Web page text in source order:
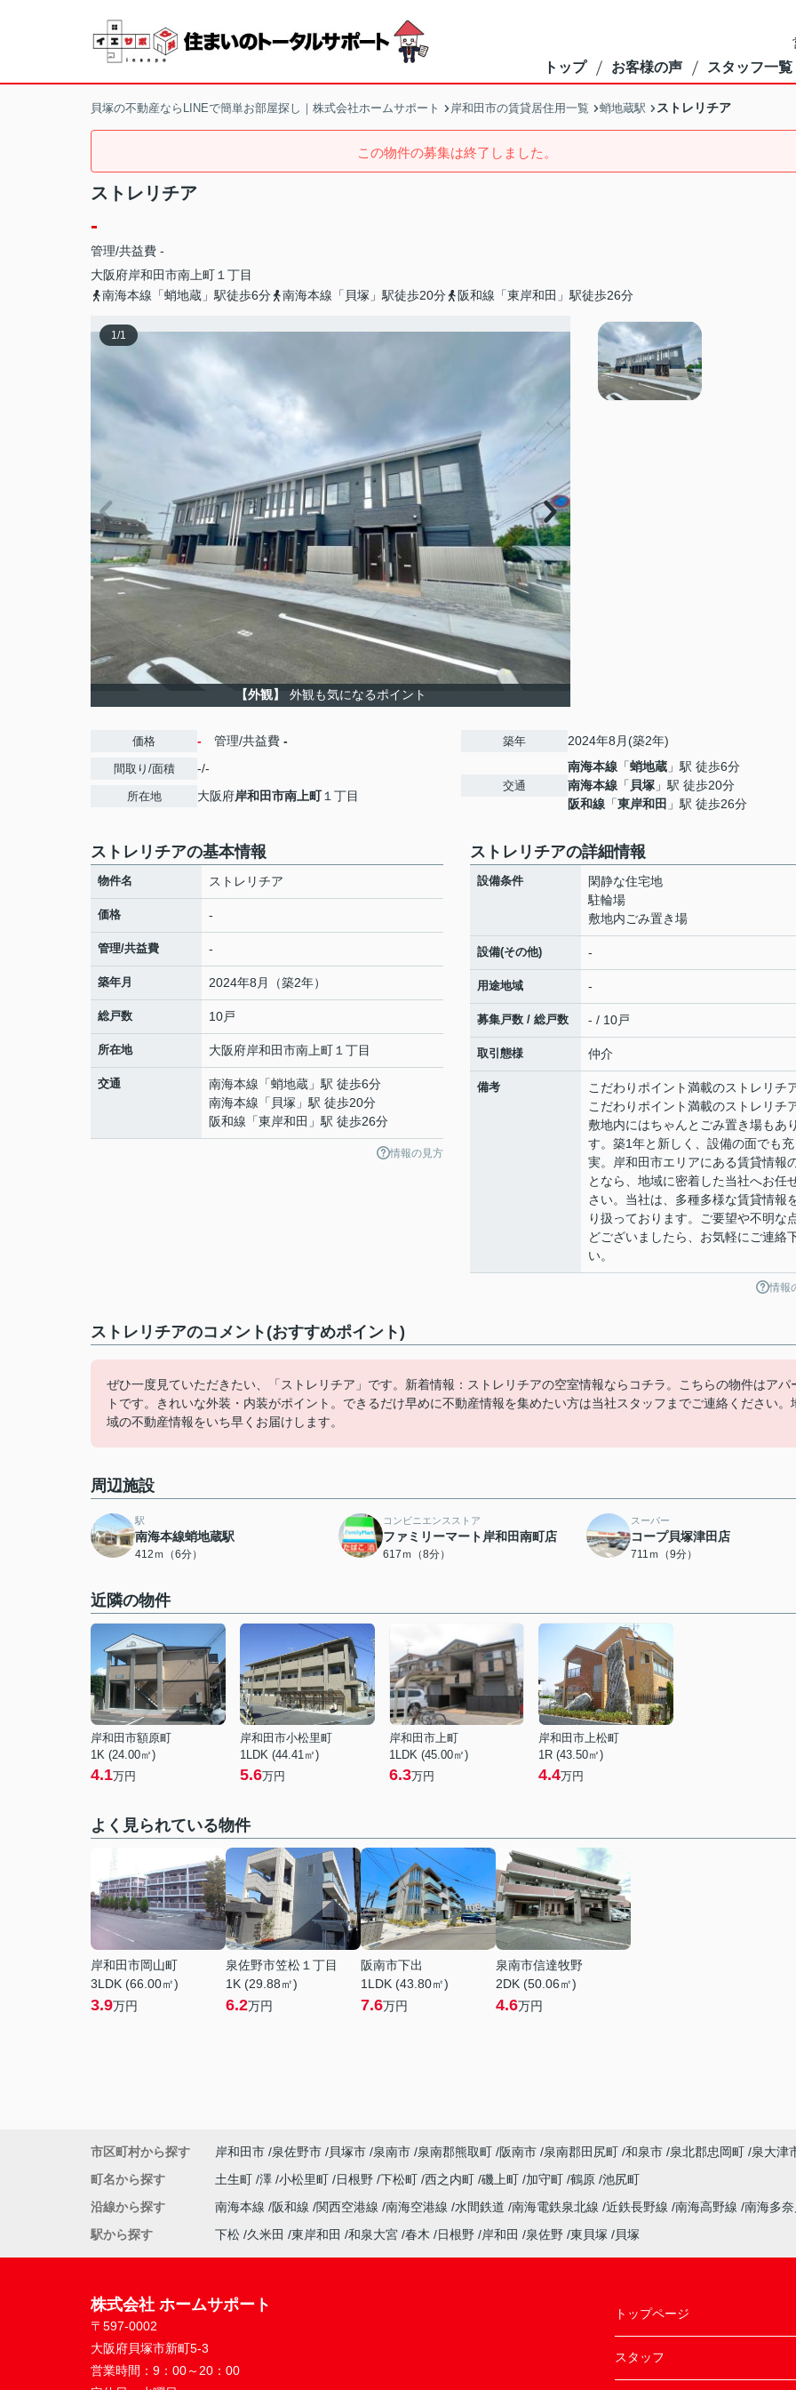
トップ お客様の声 スタッフ一覧
貝塚の不動産ならLINEで簡単お部屋探し｜株式会社ホームサポート 岸和田市の賃貸居住用一覧 蛸地蔵駅 ストレリチア
この物件の募集は終了しました。
ストレリチア
-
管理/共益費 -
大阪府岸和田市南上町 １丁目
南海本線「蛸地蔵」駅徒歩6分
南海本線「貝塚」駅徒歩20分 阪和線「東岸和田」駅徒歩26分
1/1
【外観】 外観も気になるポイント
価格 - 管理/共益費 -
間取り/面積 -/-
所在地 大阪府岸和田市南上町１丁目
築年 2024年8月(築2年)
交通
南海本線 「蛸地蔵 」駅 徒歩6分
南海本線 「 貝塚 」駅 徒歩20分
阪和線 「東岸和田 」駅 徒歩26分
ストレリチアの基本情報
物件名 ストレリチア
価格 -
管理/共益費 -
築年月 2024年8月（築2年）
総戸数 10戸
所在地 大阪府岸和田市南上町 １丁目
交通 南海本線 「蛸地蔵 」駅 徒歩6分
南海本線 「 貝塚 」駅 徒歩20分
阪和線 「東岸和田 」駅 徒歩26分
情報の見方
ストレリチアの詳細情報
設備条件
閑静な住宅地
駐輪場
敷地内ごみ置き場
設備(その他) -
用途地域 -
募集戸数 / 総戸数 - / 10戸
取引態様 仲介
備考
こだわりポイント満載のストレリチア
こだわりポイント満載のストレリチア
敷地内にはちゃんとごみ置き場もあ
す。築1年と新しく、設備の面でも充
実。岸和田市エリアにある賃貸情報
となら、地域に密着した当社へお任
さい。当社は、多種多様な賃貸情報
り扱っております。ご要望や不明な
どございましたら、お気軽にご連絡
い。
情報
ストレリチアのコメント(おすすめポイント)
ぜひ一度見ていただきたい、「ストレリチア」です。新着情報：ストレリチアの空室情報ならコチラ。こちらの物件はアパ
トです。きれいな外装・内装がポイント。できるだけ早めに不動産情報を集めたい方は当社スタッフまでご連絡ください。
域の不動産情報をいち早くお届けします。
周辺施設
駅
南海本線蛸地蔵駅
412ｍ（6分）
コンビニエンスストア
ファミリーマート岸和田南町店
617ｍ（8分）
スーパー
コープ貝塚津田店
711ｍ（9分）
近隣の物件
岸和田市額原町
1K (24.00㎡)
4.1万円
岸和田市小松里町
1LDK (44.41㎡)
5.6万円
岸和田市上町
1LDK (45.00㎡)
6.3万円
岸和田市上松町
1R (43.50㎡)
4.4万円
よく見られている物件
岸和田市岡山町
3LDK (66.00㎡)
3.9万円
泉佐野市笠松１丁目
1K (29.88㎡)
6.2万円
阪南市下出
1LDK (43.80㎡)
7.6万円
泉南市信達牧野
2DK (50.06㎡)
4.6万円
市区町村から探す 岸和田市 泉佐野市 貝塚市 泉南市 泉南郡熊取町 阪南市 泉南郡田尻町 和泉市 泉北郡忠岡町 泉大津
町名から探す
土生町 澤 小松里町 日根野 下松町 西之内町 磯上町 加守町 鶴原 池尻町
沿線から探す
南海本線 阪和線 関西空港線 南海空港線 水間鉄道 南海電鉄泉北線 近鉄長野線 南海高野線 南海多
駅から探す
下松 久米田 東岸和田 和泉大宮 春木 日根野 岸和田 泉佐野 東貝塚 貝塚
株式会社 ホームサポート
〒597-0002
大阪府貝塚市新町5-3
営業時間： 9：00～20：00
トップページ
スタッフ